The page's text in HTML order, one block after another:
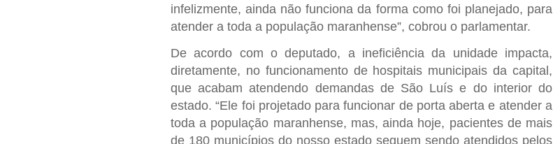
infelizmente, ainda não funciona da forma como foi planejado, para
atender a toda a população maranhense”, cobrou o parlamentar.
De acordo com o deputado, a ineficiência da unidade impacta,
diretamente, no funcionamento de hospitais municipais da capital,
que acabam atendendo demandas de São Luís e do interior do
estado. “Ele foi projetado para funcionar de porta aberta e atender a
toda a população maranhense, mas, ainda hoje, pacientes de mais
de 180 municípios do nosso estado seguem sendo atendidos pelos